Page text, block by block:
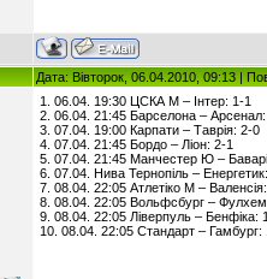
Дата: Вівторок, 06.04.2010, 09:13 |
1. 06.04. 19:30 ЦСКА М – Інтер: 1-1
2. 06.04. 21:45 Барселона –
3. 07.04. 19:00 Карпати – Таврія: 2-0
4. 07.04. 21:45 Бордо – Ліон: 2-1
5. 07.04. 21:45 Манчестер Ю –
6. 07.04. Нива Тернопіль –
7. 08.04. 22:05 Атлетіко М –
8. 08.04. 22:05 Вольфсбург –
9. 08.04. 22:05 Ліверпуль – Бенфіка:
10. 08.04. 22:05 Стандарт – Гамбург: